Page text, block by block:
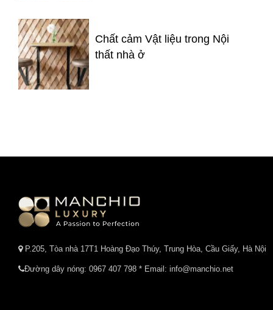
Chất cảm Vật liệu trong Nội
thất nhà ở
P.205, Tòa nhà 17T1 Hoàng Đạo Thúy, Trung Hòa, Cầu Giấy, Hà Nội
Đường dây nóng: 0967 407 798 * Email: info@manchio.net